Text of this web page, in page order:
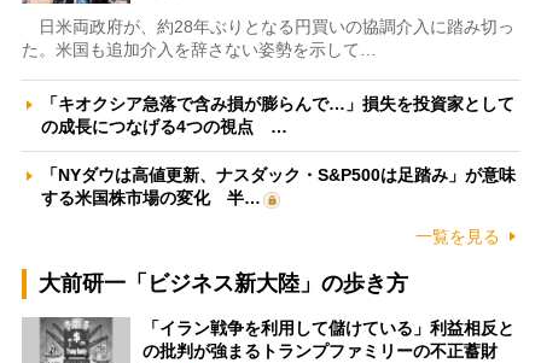
日米両政府が、約28年ぶりとなる円買いの協調介入に踏み切っ
た。米国も追加介入を辞さない姿勢を示して…
「キオクシア急落で含み損が膨らんで…」損失を投資家として
の成長につなげる4つの視点 …
「NYダウは高値更新、ナスダック・S&P500は足踏み」が意味
する米国株市場の変化 半…
一覧を見る
大前研一「ビジネス新大陸」の歩き方
「イラン戦争を利用して儲けている」利益相反と
の批判が強まるトランプファミリーの不正蓄財